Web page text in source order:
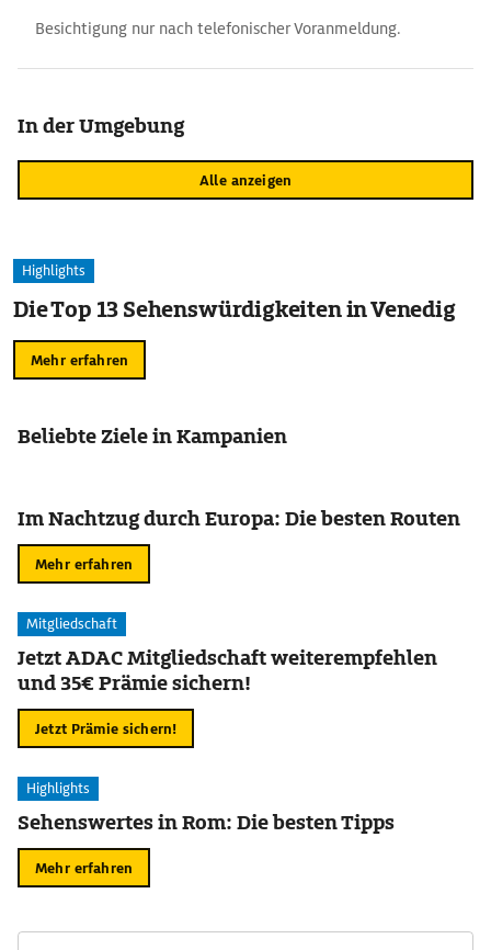
Besichtigung nur nach telefonischer Voranmeldung.
In der Umgebung
Alle anzeigen
Highlights
Die Top 13 Sehenswürdigkeiten in Venedig
Mehr erfahren
Beliebte Ziele in Kampanien
Im Nachtzug durch Europa: Die besten Routen
Mehr erfahren
Mitgliedschaft
Jetzt ADAC Mitgliedschaft weiterempfehlen
und 35€ Prämie sichern!
Jetzt Prämie sichern!
Highlights
Sehenswertes in Rom: Die besten Tipps
Mehr erfahren